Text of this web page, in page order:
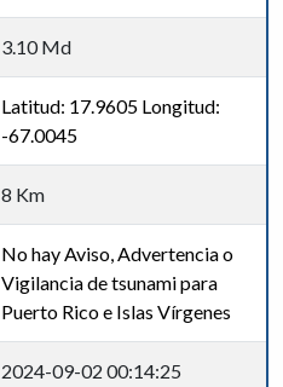
3.10 Md
Latitud: 17.9605 Longitud:
-67.0045
8 Km
No hay Aviso, Advertencia o
Vigilancia de tsunami para
Puerto Rico e Islas Vírgenes
2024-09-02 00:14:25